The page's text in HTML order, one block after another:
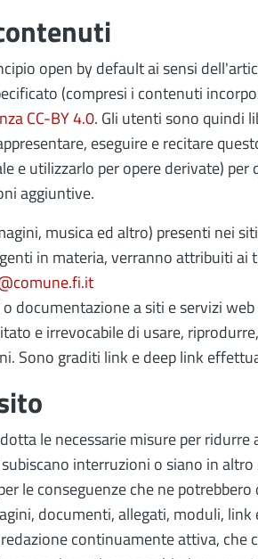
open by default ai sensi
(compresi i contenuti
CC-BY 4.0. Gli utenti sono quindi
eseguire e recitare
e utilizzarlo per opere derivate)
aggiuntive.
musica ed altro) presenti nei
in materia, verranno attribuiti
documentazione a siti e servizi
e irrevocabile di usare,
Sono graditi link e deep link
le necessarie misure per
interruzioni o siano in
le conseguenze che ne potrebbero
documenti, allegati, moduli,
continuamente attiva, che